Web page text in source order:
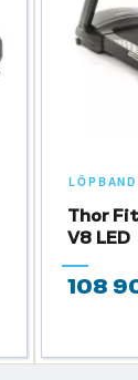
LÖPBAND
Thor
V8 LED
108